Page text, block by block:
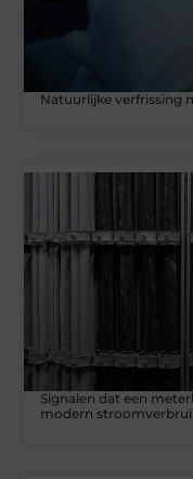
Natuurlijke verfrissing
Signalen dat een
modern